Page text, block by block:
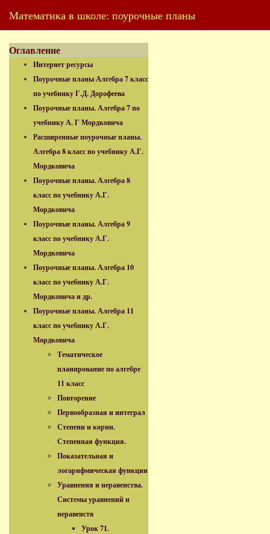
Математика в школе: поурочные планы
Оглавление
Интернет ресурсы
Поурочные планы Алгебра 7 класс
по учебнику Г.Д. Дорофеева
Поурочные планы. Алгебра 7 по
учебнику А. Г Мордковича
Расширенные поурочные планы.
Алгебра 8 класс по учебнику А.Г.
Мордковича
Поурочные планы. Алгебра 8
класс по учебнику А.Г.
Мордковича
Поурочные планы. Алгебра 9
класс по учебнику А.Г.
Мордковича
Поурочные планы. Алгебра 10
класс по учебнику А.Г.
Мордковича и др.
Поурочные планы. Алгебра 11
класс по учебнику А.Г.
Мордковича
Тематическое
планирование по алгебре
11 класс
Повторение
Первообразная и интеграл
Степени и корни.
Степенная функция.
Показательная и
логарифмическая функции
Уравнения и неравенства.
Системы уравнений и
неравенств
Урок 71.